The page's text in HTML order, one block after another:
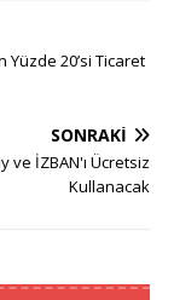
20’si Ticaret
SONRAKI
ve İZBAN'ı Ücretsiz
Kullanacak